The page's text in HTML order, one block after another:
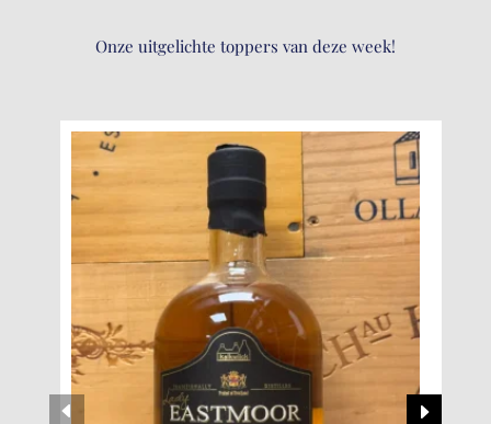
Onze uitgelichte toppers van deze week!